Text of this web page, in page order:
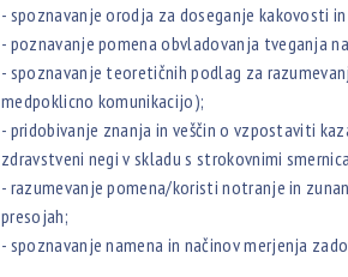
- spoznavanje orodja za doseganje kakovosti
- poznavanje pomena obvladovanja tveganja
- spoznavanje teoretičnih podlag za
medpoklicno komunikacijo);
- pridobivanje znanja in veščin o vzpostaviti
zdravstveni negi v skladu s strokovnimi
- razumevanje pomena/koristi notranje in
presojah;
- spoznavanje namena in načinov merjenja